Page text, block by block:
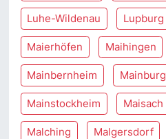
Luhe-Wildenau Lupburg
Maierhöfen Maihingen
Mainbernheim Mainburg
Mainstockheim Maisach
Malching Malgersdorf